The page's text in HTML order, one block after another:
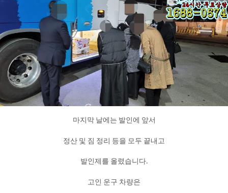
마지막 날에는 발인에 앞서
정산 및 짐 정리 등을 모두 끝내고
발인제를 올렸습니다.
고인 운구 차량은